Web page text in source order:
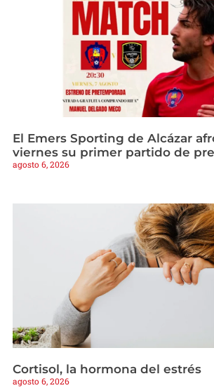
El Emers Sporting de Alcázar
viernes su primer partido de
agosto 6, 2026
Cortisol, la hormona del estrés
agosto 6, 2026